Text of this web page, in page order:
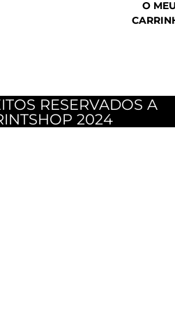
O
RESERVADOS A
2024